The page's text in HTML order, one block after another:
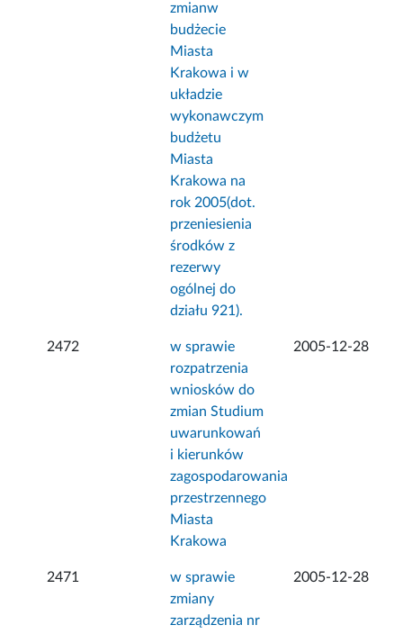
zmianw
budżecie
Miasta
Krakowa i w
układzie
wykonawczym
budżetu
Miasta
Krakowa na
rok 2005(dot.
przeniesienia
środków z
rezerwy
ogólnej do
działu 921).
2472
w sprawie
rozpatrzenia
wniosków do
zmian Studium
uwarunkowań
i kierunków
zagospodarowania
przestrzennego
Miasta
Krakowa
2005-12-28
2471
w sprawie
zmiany
zarządzenia nr
2005-12-28